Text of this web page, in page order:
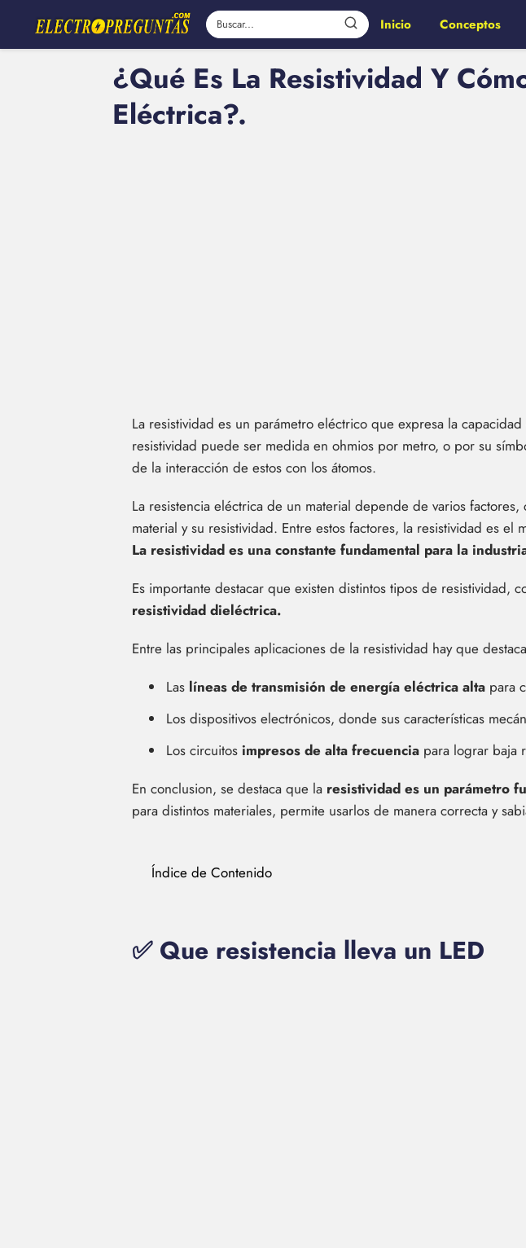
Inicio Conceptos
¿Qué Es La Resistividad Y
Eléctrica?.
La resistividad es un parámetro eléctrico que expresa la
resistividad puede ser medida en ohmios por metro, o por su
de la interacción de estos con los átomos.
La resistencia eléctrica de un material depende de varios
material y su resistividad. Entre estos factores, la resistividad es
La resistividad es una constante fundamental para la
Es importante destacar que existen distintos tipos de resistividad,
resistividad dieléctrica.
Entre las principales aplicaciones de la resistividad hay que
Las líneas de transmisión de energía eléctrica alta para
Los dispositivos electrónicos, donde sus características
Los circuitos impresos de alta frecuencia para lograr baja
En conclusion, se destaca que la resistividad es un parámetro
para distintos materiales, permite usarlos de manera correcta y
Índice de Contenido
✅ Que resistencia lleva un LED